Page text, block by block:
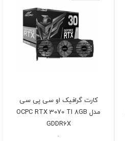
کارت گرافیک او سی پی سی
مدل OCPC RTX 3070 TI 8GB
GDDR6X
-